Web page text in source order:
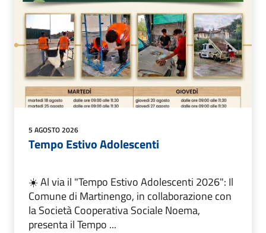
5 AGOSTO 2026
Tempo Estivo Adolescenti
☀️ Al via il "Tempo Estivo Adolescenti 2026": Il
Comune di Martinengo, in collaborazione con
la Società Cooperativa Sociale Noema,
presenta il Tempo ...